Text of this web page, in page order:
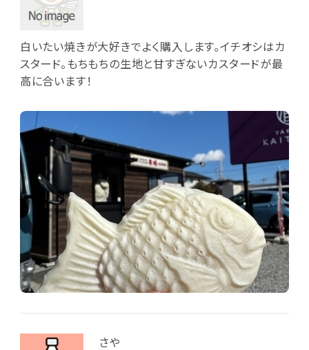
白いたい焼きが大好きでよく購入します。イチオシはカ
スタード。もちもちの生地と甘すぎないカスタードが最
高に合います！
さや